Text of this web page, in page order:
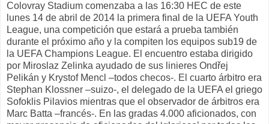
Colovray Stadium comenzaba a las 16:30 HEC de este
lunes 14 de abril de 2014 la primera final de la UEFA Youth
League, una competición que estará a prueba también
durante el próximo año y la compiten los equipos sub19 de
la UEFA Champions League. El encuentro estaba dirigido
por Miroslaz Zelinka ayudado de sus linieres Ondřej
Pelikán y Krystof Mencl –todos checos-. El cuarto árbitro era
Stephan Klossner –suizo-, el delegado de la UEFA el griego
Sofoklis Pilavios mientras que el observador de árbitros era
Marc Batta –francés-. En las gradas 4.000 aficionados, con